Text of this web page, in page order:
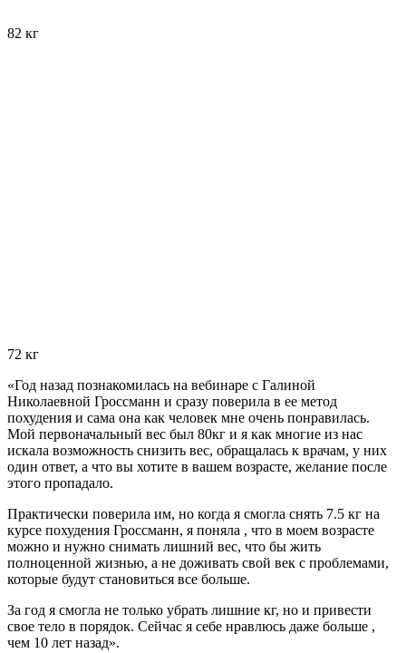
82 кг
72 кг
«Год назад познакомилась на вебинаре с Галиной
Николаевной Гроссманн и сразу поверила в ее метод
похудения и сама она как человек мне очень понравилась.
Мой первоначальный вес был 80кг и я как многие из нас
искала возможность снизить вес, обращалась к врачам, у них
один ответ, а что вы хотите в вашем возрасте, желание после
этого пропадало.
Практически поверила им, но когда я смогла снять 7.5 кг на
курсе похудения Гроссманн, я поняла , что в моем возрасте
можно и нужно снимать лишний вес, что бы жить
полноценной жизнью, а не доживать свой век с проблемами,
которые будут становиться все больше.
За год я смогла не только убрать лишние кг, но и привести
свое тело в порядок. Сейчас я себе нравлюсь даже больше ,
чем 10 лет назад».